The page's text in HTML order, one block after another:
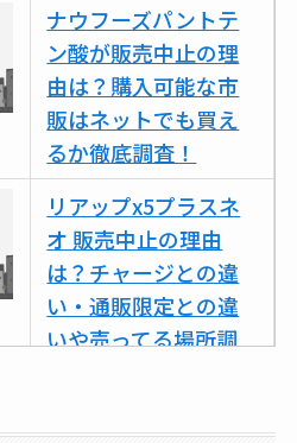
ナウフーズパントテ
ン酸が販売中止の理
由は？購入可能な市
販はネットでも買え
るか徹底調査！
リアップx5プラスネ
オ 販売中止の理由
は？チャージとの違
い・通販限定との違
いや売ってる場所調
ココネシャンプー詰